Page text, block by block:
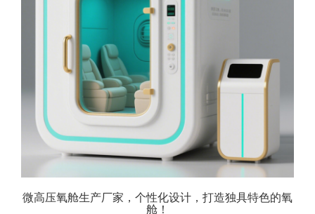
微高压氧舱生产厂家，个性化设计，打造独具特色的氧
舱！